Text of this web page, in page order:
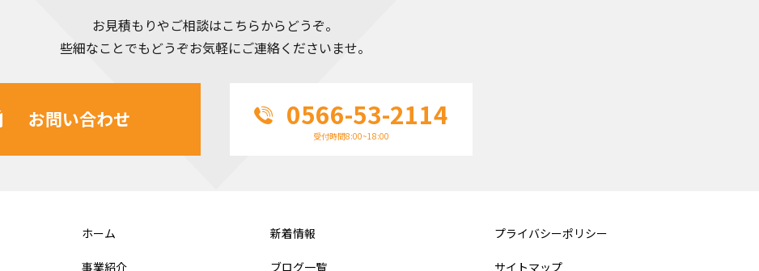
お見積もりやご相談はこちらからどうぞ。
些細なことでもどうぞお気軽にご連絡くださいませ。
お問い合わせ 0566-53-2114
受付時間8:00~18:00
ホーム
事業紹介
新着情報
ブログ一覧
プライバシーポリシー
サイトマップ